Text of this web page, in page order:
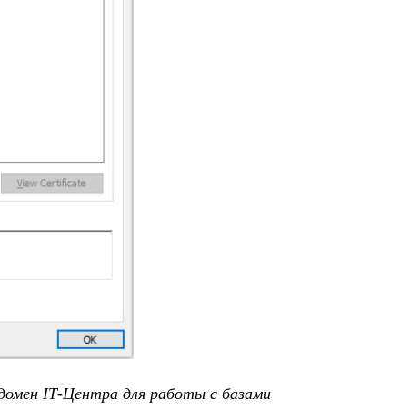
IT‑Центра для работы с базами